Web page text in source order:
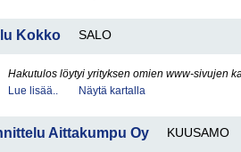
Kokko SALO
Hakutulos löytyi yrityksen omien www-sivujen
Lue lisää..
Näytä kartalla
Aittakumpu Oy KUUSAMO